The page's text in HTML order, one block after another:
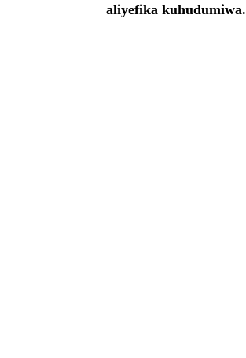
aliyefika kuhudumiwa.